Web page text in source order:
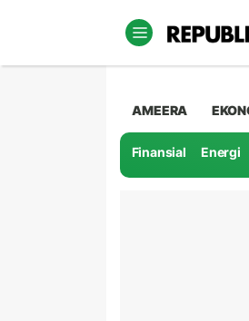
AMEERA
Finansial Energi